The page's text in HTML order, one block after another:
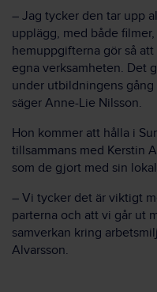
– Jag tycker den tar upp
upplägg, med både
hemuppgifterna gör så
egna verksamheten. Det
under utbildningens
säger Anne-Lie Nilsson.
Hon kommer att hålla i
tillsammans med Kerstin
som de gjort med sin
– Vi tycker det är viktigt
parterna och att vi går ut
samverkan kring
Alvarsson.